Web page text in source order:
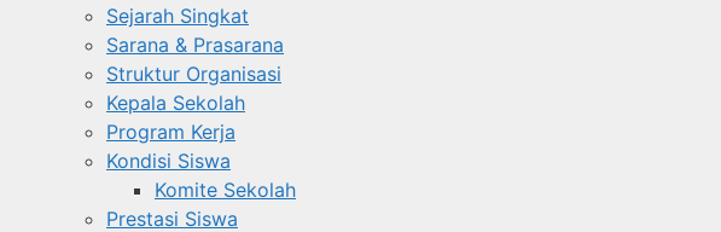
Sejarah Singkat
Sarana & Prasarana
Struktur Organisasi
Kepala Sekolah
Program Kerja
Kondisi Siswa
Komite Sekolah
Prestasi Siswa